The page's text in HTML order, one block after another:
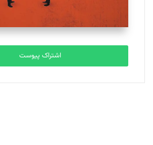
مصطفی مسجدی آرانی
تحریریه
بابک نقاش
تحریریه
اشتراک پیوست